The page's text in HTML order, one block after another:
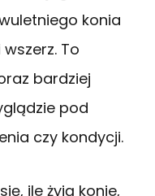
konia
To
bardziej
pod
czy kondycji.
ile żyją konie,